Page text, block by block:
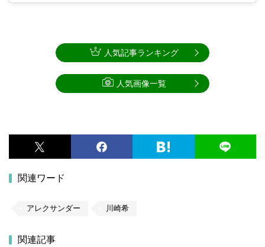
関連ワード
アレクサンダー 川崎希
関連記事
人気記事ランキング
人気画像一覧